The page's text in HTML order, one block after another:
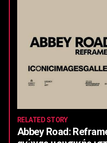
RELATED STORY
Abbey Road: